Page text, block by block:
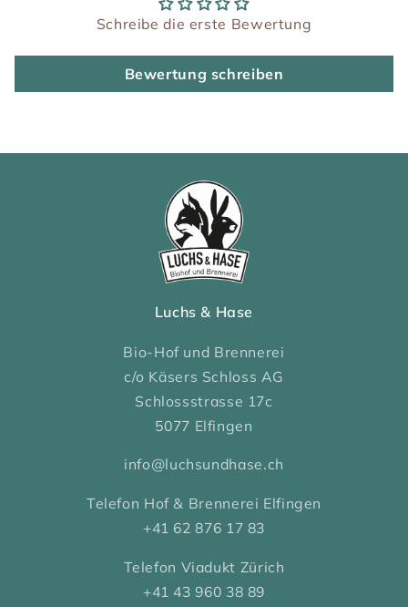
Schreibe die erste Bewertung
Bewertung schreiben
Luchs & Hase
Bio-Hof und Brennerei
c/o Käsers Schloss AG
Schlossstrasse 17c
5077 Elfingen
info@luchsundhase.ch
Telefon Hof & Brennerei Elfingen
+41 62 876 17 83
Telefon Viadukt Zürich
+41 43 960 38 89